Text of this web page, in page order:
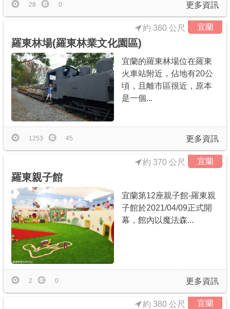
更多資訊
28 0
宜蘭
羅東林場(羅東林業文化園區)
約 360 公尺
宜蘭的羅東林場位在羅東
火車站附近，佔地有20公
頃，且離市區很近，原本
是一個...
更多資訊
1253 45
宜蘭
羅東親子館
約 370 公尺
宜蘭第12座親子館-羅東親
子館於2021/04/09正式開
幕，館內以魔法森...
更多資訊
2 0
宜蘭
約 380 公尺